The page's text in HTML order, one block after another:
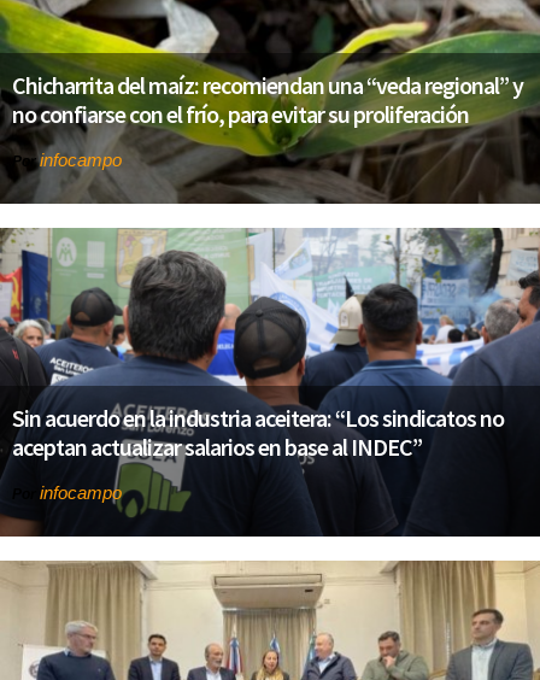
Chicharrita del maíz: recomiendan una “veda regional” y
no confiarse con el frío, para evitar su proliferación
Porinfocampo
Sin acuerdo en la industria aceitera: “Los sindicatos no
aceptan actualizar salarios en base al INDEC”
infocampo